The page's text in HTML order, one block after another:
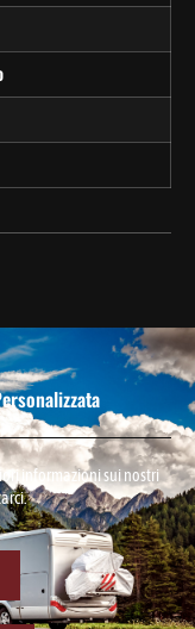
informazioni sui nostri